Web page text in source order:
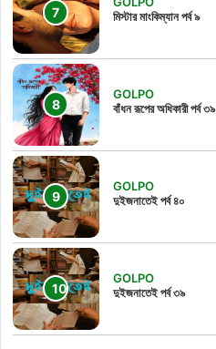
মিস্টার মাংকিম্যান পর্ব ৯
GOLPO
বাঁধন রূপের অধিকারী পর্ব ৩৯
GOLPO
দুইজনাতেই পর্ব ৪০
GOLPO
দুইজনাতেই পর্ব ৩৯